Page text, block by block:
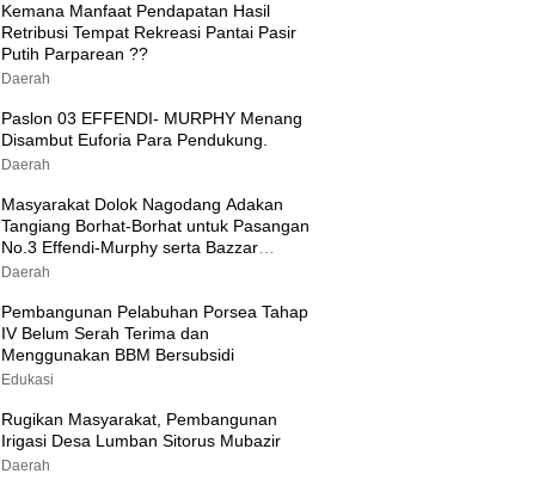
Kemana Manfaat Pendapatan Hasil
Retribusi Tempat Rekreasi Pantai Pasir
Putih Parparean ??
Daerah
Paslon 03 EFFENDI- MURPHY Menang
Disambut Euforia Para Pendukung.
Daerah
Masyarakat Dolok Nagodang Adakan
Tangiang Borhat-Borhat untuk Pasangan
No.3 Effendi-Murphy serta Bazzar
Sembako Murah
Daerah
Pembangunan Pelabuhan Porsea Tahap
IV Belum Serah Terima dan
Menggunakan BBM Bersubsidi
Edukasi
Rugikan Masyarakat, Pembangunan
Irigasi Desa Lumban Sitorus Mubazir
Daerah